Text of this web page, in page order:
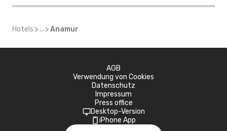
Hotels ... Anamur
AGB
Verwendung von Cookies
Datenschutz
Impressum
Press office
Desktop-Version
iPhone App